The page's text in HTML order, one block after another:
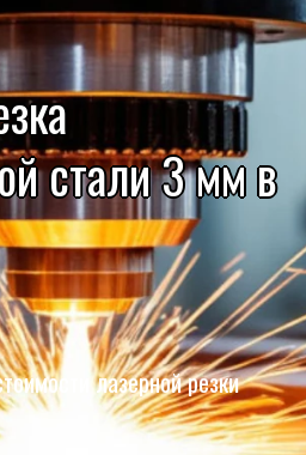
стали 3 мм в
лазерной резки